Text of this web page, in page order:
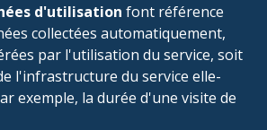
d'utilisation font référence
collectées automatiquement,
par l'utilisation du service, soit
l'infrastructure du service elle-
exemple, la durée d'une visite de